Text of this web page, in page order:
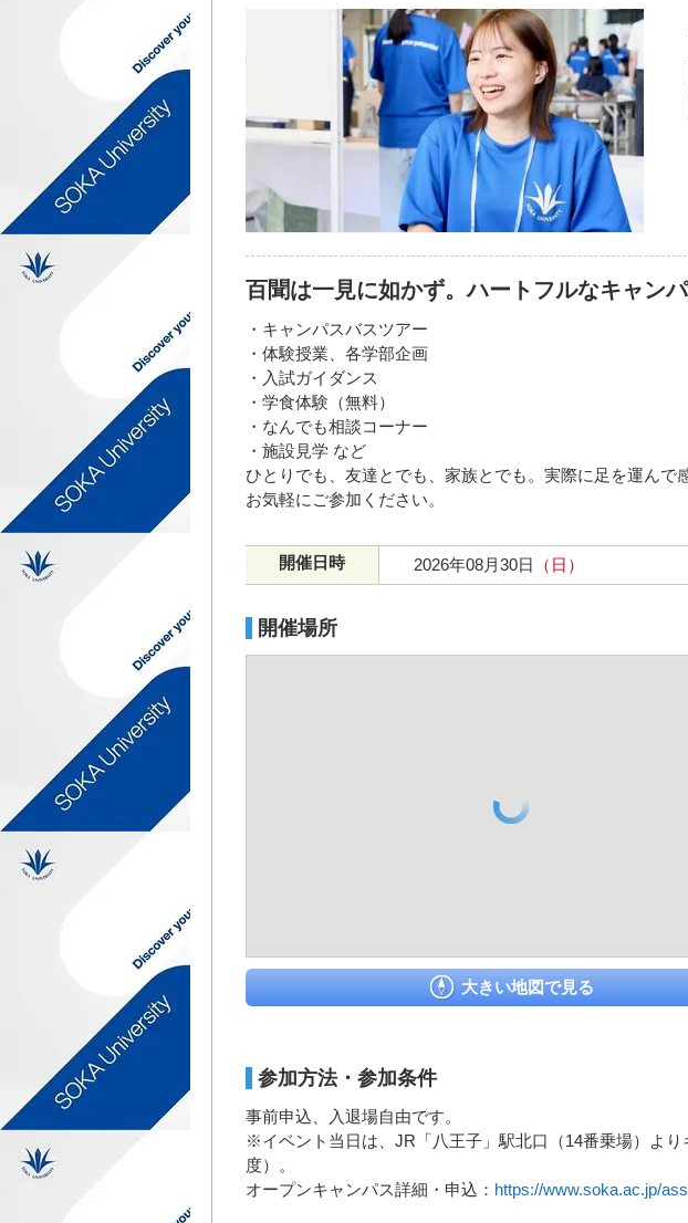
百聞は一見に如かず。ハートフルなキャンパ
・キャンパスバスツアー
・体験授業、各学部企画
・入試ガイダンス
・学食体験（無料）
・なんでも相談コーナー
・施設見学 など
ひとりでも、友達とでも、家族とでも。実際に足を運んで
お気軽にご参加ください。
開催日時 2026年08月30日 （日）
開催場所
大きい地図で見る
参加方法・参加条件
事前申込、入退場自由です。
※イベント当日は、JR「八王子」駅北口（14番乗場）よ
度）。
オープンキャンパス詳細・申込： https://www.soka.ac.jp/